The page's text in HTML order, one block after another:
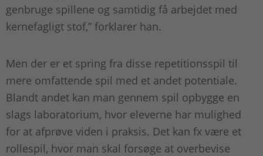
genbruge spillene og samtidig få arbejdet med
kernefagligt stof,” forklarer han.
Men der er et spring fra disse repetitionsspil til
mere omfattende spil med et andet potentiale.
Blandt andet kan man gennem spil opbygge en
slags laboratorium, hvor eleverne har mulighed
for at afprøve viden i praksis. Det kan fx være et
rollespil, hvor man skal forsøge at overbevise